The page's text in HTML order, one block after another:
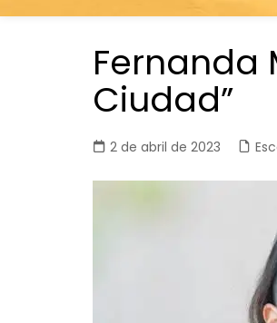
Fernanda
Ciudad”
2 de abril de 2023